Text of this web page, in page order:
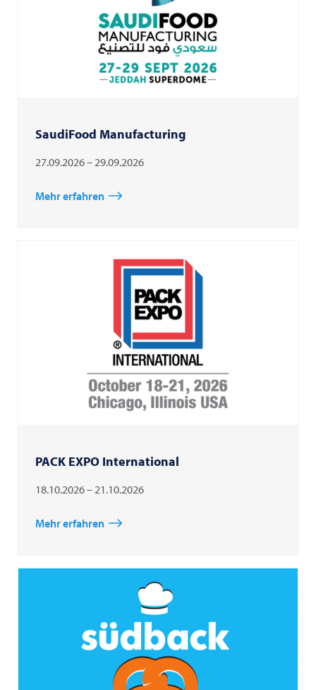
SaudiFood Manufacturing
27.09.2026 – 29.09.2026
Mehr erfahren
PACK EXPO International
18.10.2026 – 21.10.2026
Mehr erfahren